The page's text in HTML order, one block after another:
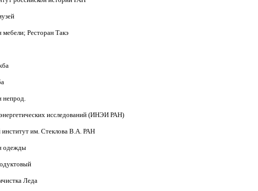
Ресторан Такэ
исследований (ИНЭИ РАН)
им. Стеклова В.А. РАН
одежды
Леда